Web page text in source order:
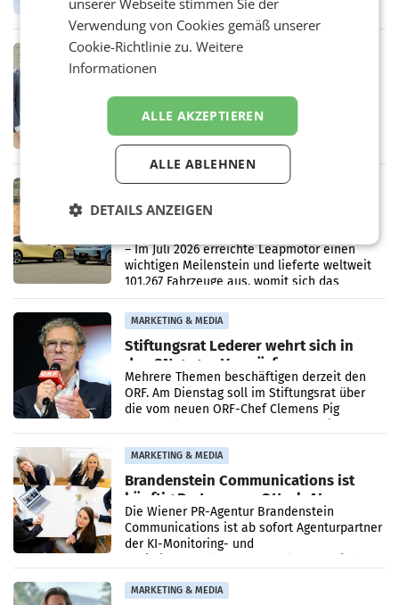
erneuert Penny zwei Filialen in Nieder- und
Oberösterreich. Die beiden Standorte liegen
in Haag sowie im rund
RETAIL
Alles bereit für den Wechsel: Jürgen
Albrecht setzt ab 1.1.2027 auf Adeg
WIENER NEUDORF. – Die geplante
Zusammenarbeit zwischen Adeg und dem
Vorarlberger Kaufmann Jürgen Albrecht ist
kartellrechtlich freigegeben: Die
Bundeswettbewerbsbehörde und der
Bundeskartellanwalt
MOBILITY BUSINESS
Rekordergebnis im Juli: Leapmotor
überschreitet die 100.000er-Marke
– Im Juli 2026 erreichte Leapmotor einen
wichtigen Meilenstein und lieferte weltweit
101.267 Fahrzeuge aus, womit sich das
Ergebnis gegenüber Juli 2025 mehr als
verdoppelte (+102
MARKETING & MEDIA
Stiftungsrat Lederer wehrt sich in
den SN gegen Vorwürfe
Mehrere Themen beschäftigen derzeit den
ORF. Am Dienstag soll im Stiftungsrat über
die vom neuen ORF-Chef Clemens Pig
MARKETING & MEDIA
Brandenstein Communications ist
künftig Partner von OtterlyAI
Die Wiener PR-Agentur Brandenstein
Communications ist ab sofort Agenturpartner
der KI-Monitoring- und
MARKETING & MEDIA
Verwendung von Cookies gemäß unserer
Cookie-Richtlinie zu.Weitere
Informationen
ALLE AKZEPTIEREN
ALLE ABLEHNEN
DETAILS ANZEIGEN